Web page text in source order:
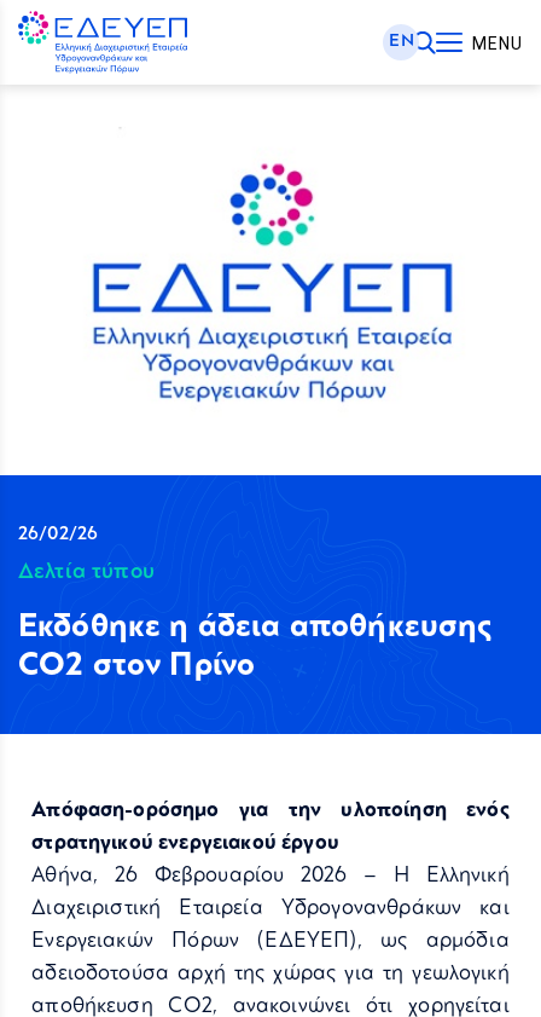
EN MENU
26/02/26
Δελτία τύπου
Εκδόθηκε η άδεια αποθήκευσης
CO2 στον Πρίνο
Απόφαση-ορόσημο για την υλοποίηση ενός
στρατηγικού ενεργειακού έργου
Αθήνα, 26 Φεβρουαρίου 2026 – Η Ελληνική
Διαχειριστική Εταιρεία Υδρογονανθράκων και
Ενεργειακών Πόρων (ΕΔΕΥΕΠ), ως αρμόδια
αδειοδοτούσα αρχή της χώρας για τη γεωλογική
αποθήκευση CO2, ανακοινώνει ότι χορηγείται